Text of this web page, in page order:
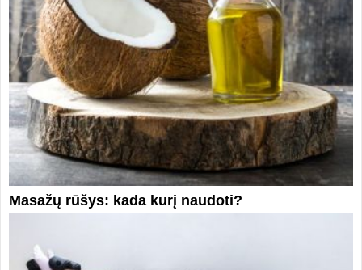
Masažų rūšys: kada kurį naudoti?